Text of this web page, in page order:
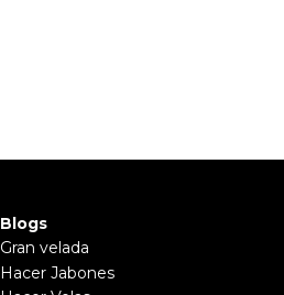
Blogs
Gran velada
Hacer Jabones